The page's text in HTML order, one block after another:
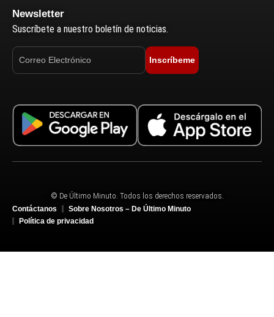
Newsletter
Suscríbete a nuestro boletín de noticias.
Inscríbeme
© De Último Minuto. Todos los derechos reservados.
Contáctanos
Sobre Nosotros – De Último Minuto
Política de privacidad